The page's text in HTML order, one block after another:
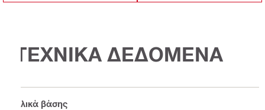
ΤΕΧΝΙΚΑ ΔΕΔΟΜΕΝΑ
Υλικά βάσης